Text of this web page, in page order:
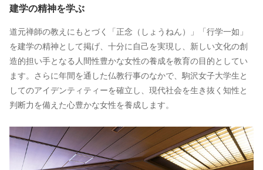
建学の精神を学ぶ
道元禅師の教えにもとづく「正念（しょうねん）」「行学一如」
を建学の精神として掲げ、十分に自己を実現し、新しい文化の創
造的担い手となる人間性豊かな女性の養成を教育の目的としてい
ます。さらに年間を通した仏教行事のなかで、駒沢女子大学生と
してのアイデンティティーを確立し、現代社会を生き抜く知性と
判断力を備えた心豊かな女性を養成します。